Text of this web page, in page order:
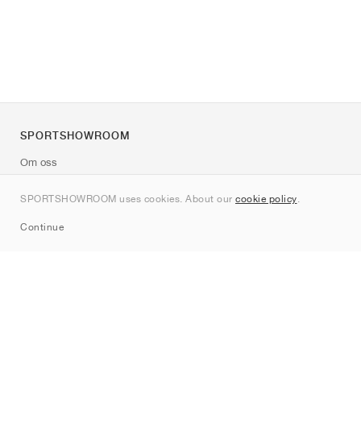
SPORTSHOWROOM uses cookies. About our cookie policy.
Continue
SPORTSHOWROOM
Om oss